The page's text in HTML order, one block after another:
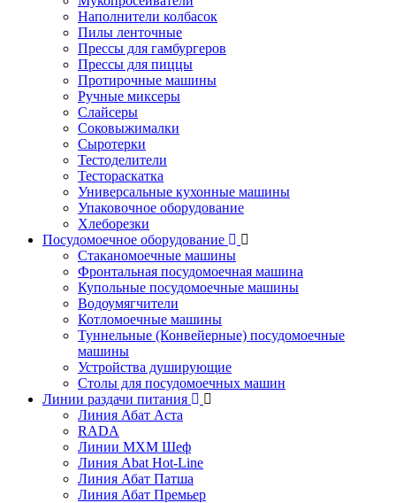
Наполнители колбасок
Пилы ленточные
Прессы для гамбургеров
Прессы для пиццы
Протирочные машины
Ручные миксеры
Слайсеры
Соковыжималки
Сыротерки
Тестоделители
Тестораскатка
Универсальные кухонные машины
Упаковочное оборудование
Хлеборезки
Посудомоечное оборудование
Стаканомоечные машины
Фронтальная посудомоечная машина
Купольные посудомоечные машины
Водоумягчители
Котломоечные машины
Туннельные (Конвейерные) посудомоечные
машины
Устройства душирующие
Столы для посудомоечных машин
Линии раздачи питания
Линия Абат Аста
RADA
Линии МХМ Шеф
Линия Abat Hot-Line
Линия Абат Патша
Линия Абат Премьер